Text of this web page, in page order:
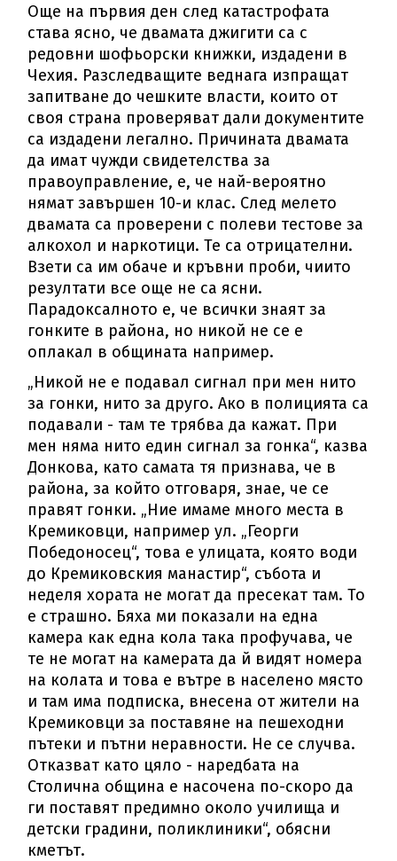
Още на първия ден след катастрофата
става ясно, че двамата джигити са с
редовни шофьорски книжки, издадени в
Чехия. Разследващите веднага изпращат
запитване до чешките власти, които от
своя страна проверяват дали документите
са издадени легално. Причината двамата
да имат чужди свидетелства за
правоуправление, е, че най-вероятно
нямат завършен 10-и клас. След мелето
двамата са проверени с полеви тестове за
алкохол и наркотици. Те са отрицателни.
Взети са им обаче и кръвни проби, чиито
резултати все още не са ясни.
Парадоксалното е, че всички знаят за
гонките в района, но никой не се е
оплакал в общината например.
„Никой не е подавал сигнал при мен нито
за гонки, нито за друго. Ако в полицията са
подавали - там те трябва да кажат. При
мен няма нито един сигнал за гонка“, казва
Донкова, като самата тя признава, че в
района, за който отговаря, знае, че се
правят гонки. „Ние имаме много места в
Кремиковци, например ул. „Георги
Победоносец“, това е улицата, която води
до Кремиковския манастир“, събота и
неделя хората не могат да пресекат там. То
е страшно. Бяха ми показали на една
камера как една кола така профучава, че
те не могат на камерата да й видят номера
на колата и това е вътре в населено място
и там има подписка, внесена от жители на
Кремиковци за поставяне на пешеходни
пътеки и пътни неравности. Не се случва.
Отказват като цяло - наредбата на
Столична община е насочена по-скоро да
ги поставят предимно около училища и
детски градини, поликлиники“, обясни
кметът.